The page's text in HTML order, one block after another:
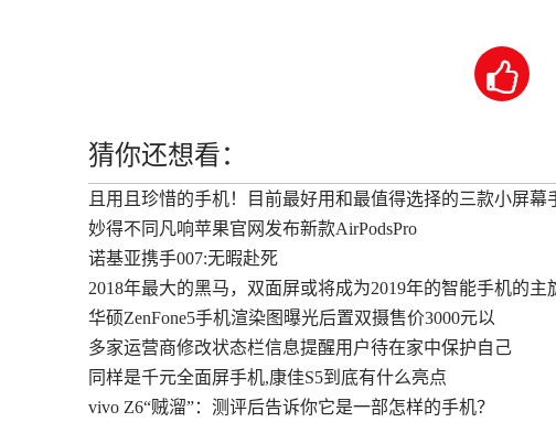

猜你还想看：
且用且珍惜的手机！目前最好用和最值得选择的三款小屏幕
妙得不同凡响苹果官网发布新款AirPodsPro
诺基亚携手007:无暇赴死
2018年最大的黑马，双面屏或将成为2019年的智能手机的主
华硕ZenFone5手机渲染图曝光后置双摄售价3000元以
多家运营商修改状态栏信息提醒用户待在家中保护自己
同样是千元全面屏手机,康佳S5到底有什么亮点
vivo Z6“贼溜”：测评后告诉你它是一部怎样的手机？